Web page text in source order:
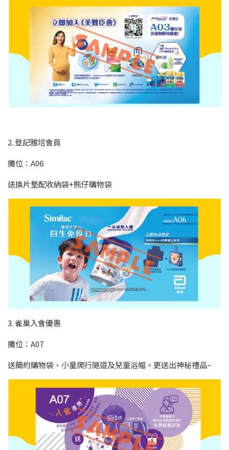
2. 登記雅培會員
攤位：A06
送換片墊配收納袋+熊仔購物袋
3. 雀巢入會優惠
攤位：A07
送簡約購物袋、小童爬行隧道及兒童浴帽。更送出神秘禮品~